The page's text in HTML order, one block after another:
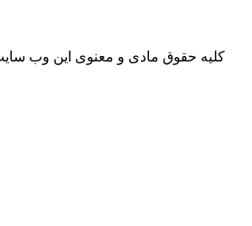
کلیه حقوق مادی و معنوی این وب